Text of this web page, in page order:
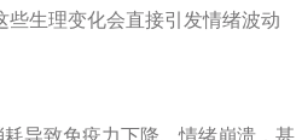
生理变化会直接引发情绪波动